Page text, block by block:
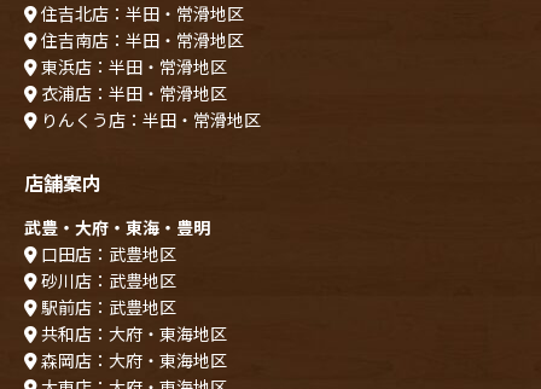
住吉北店：半田・常滑地区
住吉南店：半田・常滑地区
東浜店：半田・常滑地区
衣浦店：半田・常滑地区
りんくう店：半田・常滑地区
店舗案内
武豊・大府・東海・豊明
口田店：武豊地区
砂川店：武豊地区
駅前店：武豊地区
共和店：大府・東海地区
森岡店：大府・東海地区